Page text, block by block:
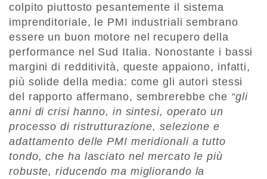
colpito piuttosto pesantemente il sistema
imprenditoriale, le PMI industriali sembrano
essere un buon motore nel recupero della
performance nel Sud Italia. Nonostante i bassi
margini di redditività, queste appaiono, infatti,
più solide della media: come gli autori stessi
del rapporto affermano, sembrerebbe che “gli
anni di crisi hanno, in sintesi, operato un
processo di ristrutturazione, selezione e
adattamento delle PMI meridionali a tutto
tondo, che ha lasciato nel mercato le più
robuste, riducendo ma migliorando la